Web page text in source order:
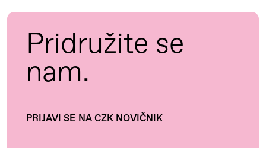
Pridružite se
nam.
PRIJAVI SE NA CZK NOVIČNIK